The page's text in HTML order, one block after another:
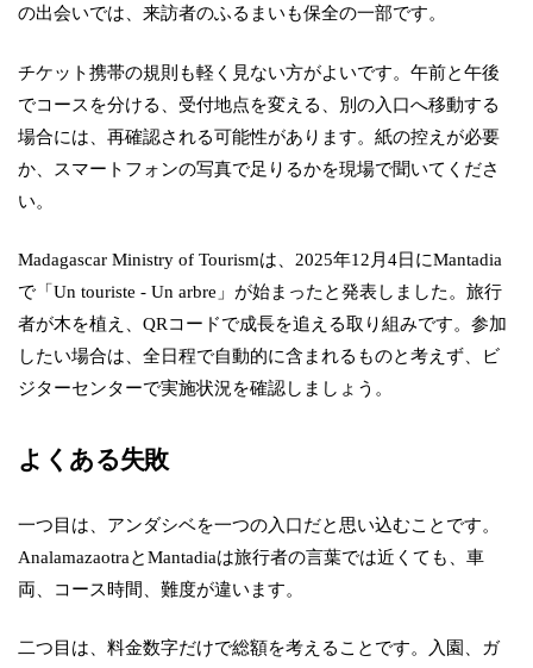
の出会いでは、来訪者のふるまいも保全の一部です。
チケット携帯の規則も軽く見ない方がよいです。午前と午後
でコースを分ける、受付地点を変える、別の入口へ移動する
場合には、再確認される可能性があります。紙の控えが必要
か、スマートフォンの写真で足りるかを現場で聞いてくださ
い。
Madagascar Ministry of Tourismは、2025年12月4日にMantadia
で「Un touriste - Un arbre」が始まったと発表しました。旅行
者が木を植え、QRコードで成長を追える取り組みです。参加
したい場合は、全日程で自動的に含まれるものと考えず、ビ
ジターセンターで実施状況を確認しましょう。
よくある失敗
一つ目は、アンダシベを一つの入口だと思い込むことです。
AnalamazaotraとMantadiaは旅行者の言葉では近くても、車
両、コース時間、難度が違います。
二つ目は、料金数字だけで総額を考えることです。入園、ガ